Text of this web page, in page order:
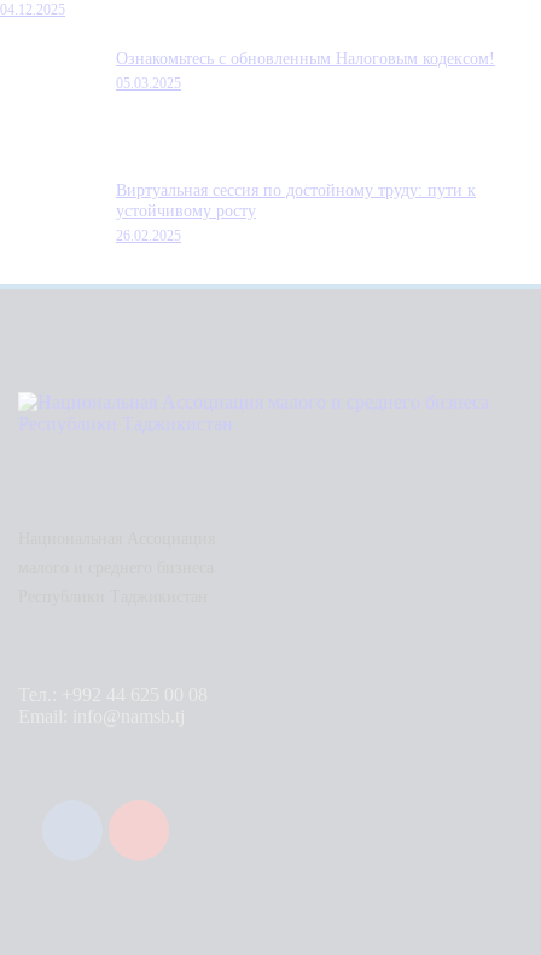
04.12.2025
Ознакомьтесь с обновленным Налоговым кодексом!
05.03.2025
Виртуальная сессия по достойному труду: пути к
устойчивому росту
26.02.2025